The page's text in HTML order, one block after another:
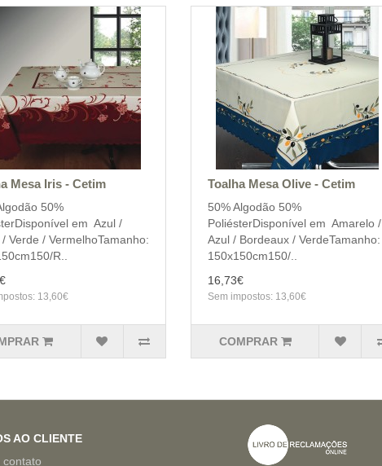
Mesa Iris - Cetim
50%
em Azul /
Verde / VermelhoTamanho:
R..
13,60€
Toalha Mesa Olive - Cetim
50% Algodão 50%
PoliésterDisponível em Amarelo /
Azul / Bordeaux / VerdeTamanho:
150x150cm150/..
16,73€
Sem impostos: 13,60€
COMPRAR
AO CLIENTE
contato